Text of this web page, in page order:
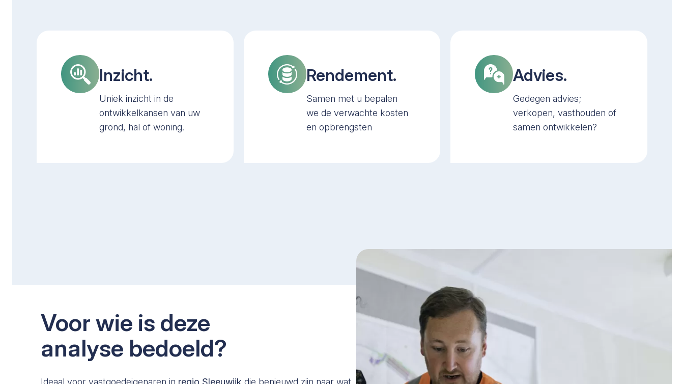
Inzicht.
Uniek inzicht in de
ontwikkelkansen van uw
grond, hal of woning.
Rendement.
Samen met u bepalen
we de verwachte kosten
en opbrengsten
Advies.
Gedegen advies;
verkopen, vasthouden of
samen ontwikkelen?
Voor wie is deze
analyse bedoeld?
Ideaal voor vastgoedeigenaren in regio Sleeuwijk die benieuwd zijn naar wat